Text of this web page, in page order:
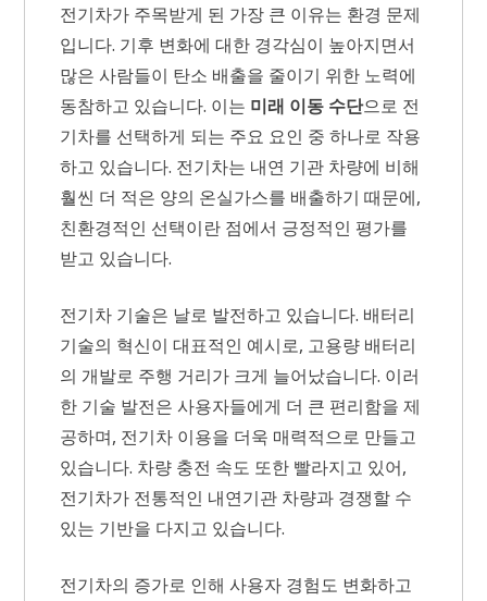
전기차가 주목받게 된 가장 큰 이유는 환경 문제
입니다. 기후 변화에 대한 경각심이 높아지면서
많은 사람들이 탄소 배출을 줄이기 위한 노력에
동참하고 있습니다. 이는 미래 이동 수단으로 전
기차를 선택하게 되는 주요 요인 중 하나로 작용
하고 있습니다. 전기차는 내연 기관 차량에 비해
훨씬 더 적은 양의 온실가스를 배출하기 때문에,
친환경적인 선택이란 점에서 긍정적인 평가를
받고 있습니다.
전기차 기술은 날로 발전하고 있습니다. 배터리
기술의 혁신이 대표적인 예시로, 고용량 배터리
의 개발로 주행 거리가 크게 늘어났습니다. 이러
한 기술 발전은 사용자들에게 더 큰 편리함을 제
공하며, 전기차 이용을 더욱 매력적으로 만들고
있습니다. 차량 충전 속도 또한 빨라지고 있어,
전기차가 전통적인 내연기관 차량과 경쟁할 수
있는 기반을 다지고 있습니다.
전기차의 증가로 인해 사용자 경험도 변화하고